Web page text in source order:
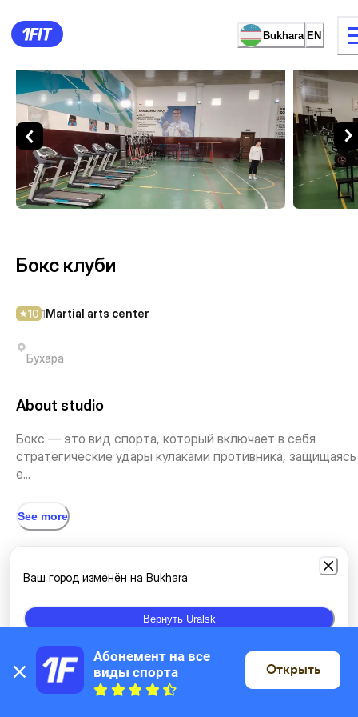
Bukhara EN
8 types of classes Female
Бокс клуби — Martial arts
Бокс клуби
10 1Martial arts center
Бухара
About studio
Бокс — это вид спорта, который включает в себя
стратегические удары кулаками противника,
е...
See more
Boxing
Location
On the map
Ваш город изменён на Bukhara
Вернуть Uralsk
Абонемент на все
виды спорта
Открыть